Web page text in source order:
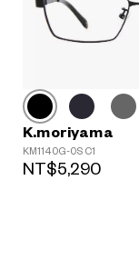
K.moriyama
KM1140G-0S C1
NT$5,290